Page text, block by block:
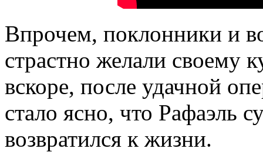
Впрочем, поклонники и
страстно желали своему
вскоре, после удачной
стало ясно, что Рафаэль
возвратился к жизни.